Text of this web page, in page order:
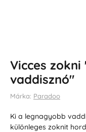
Vicces
vaddisznó"
Márka: Paradoo
Ki a legnagyobb
különleges zoknit